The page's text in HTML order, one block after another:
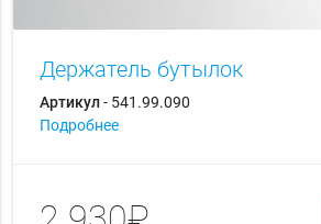
Держатель бутылок
Артикул- 541.99.090
Подробнее